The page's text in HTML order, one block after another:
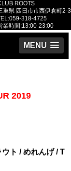
ROOTS
重県 四日市市西伊倉町2-3
318-4725
業時間:13:00-23:00
MENU
2019
ト / めれんげ / T